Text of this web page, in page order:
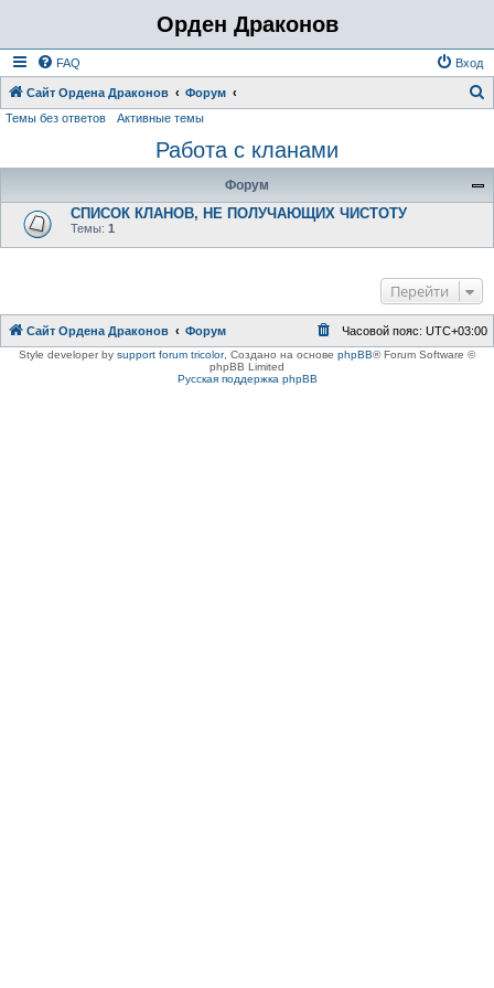
Орден Драконов
FAQ Вход
Сайт Ордена Драконов Форум
с
Темы без ответов Активные темы
Работа с кланами
Форум
СПИСОК КЛАНОВ, НЕ ПОЛУЧАЮЩИХ ЧИСТОТУ
Темы: 1
Перейти
Сайт Ордена Драконов Форум Часовой пояс: UTC+03:00
Style developer by support forum tricolor, Создано на основе phpBB® Forum Software ©
phpBB Limited
Русская поддержка phpBB